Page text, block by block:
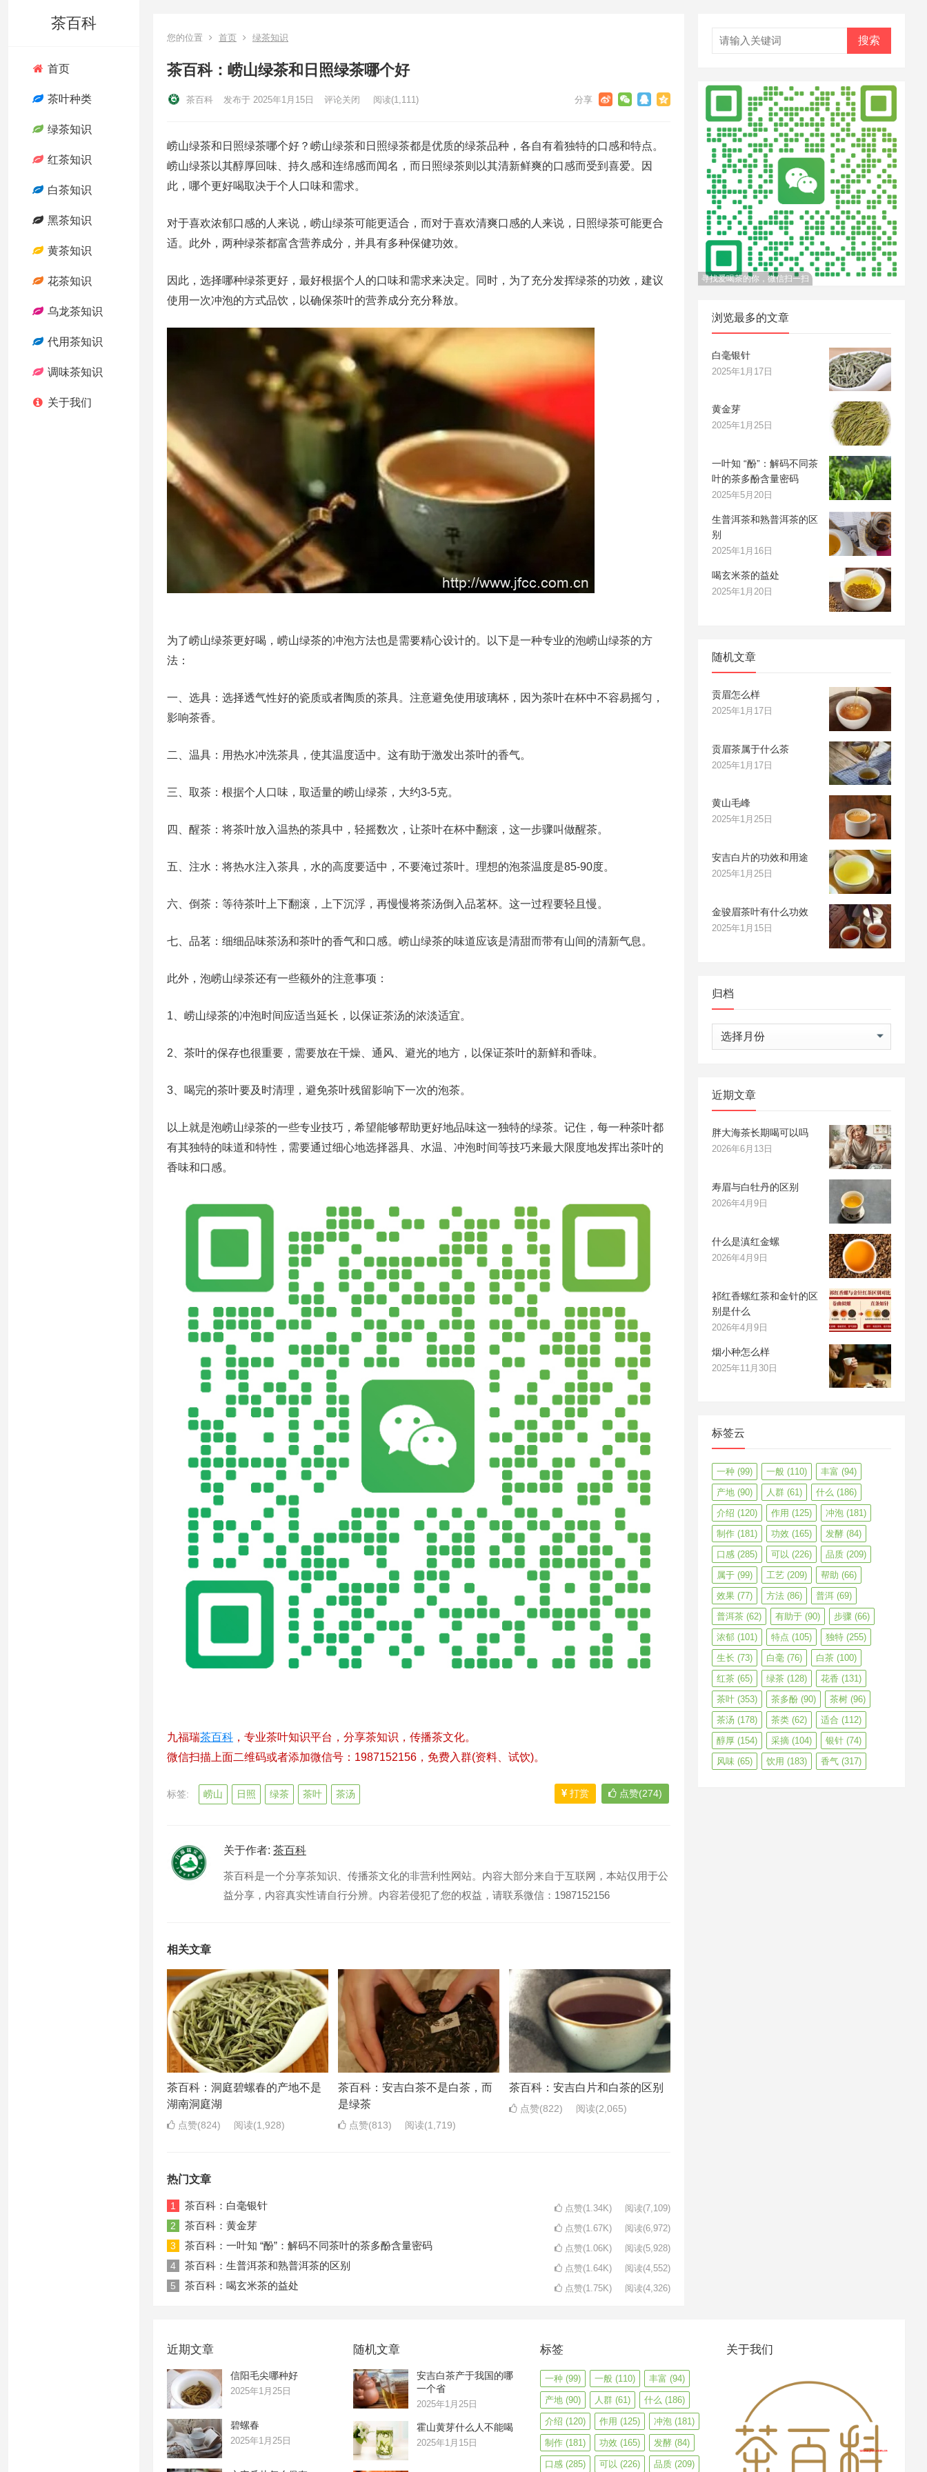
茶百科
首页
茶叶种类
绿茶知识
红茶知识
白茶知识
黑茶知识
黄茶知识
花茶知识
乌龙茶知识
代用茶知识
调味茶知识
关于我们
您的位置 首页 绿茶知识
茶百科：崂山绿茶和日照绿茶哪个好
茶百科 发布于 2025年1月15日 评论关闭 阅读(1,111)
崂山绿茶和日照绿茶哪个好？崂山绿茶和日照绿茶都是优质的绿茶品种，各自有着独特的口感和特点。
崂山绿茶以其醇厚回味、持久感和连绵感而闻名，而日照绿茶则以其清新鲜爽的口感而受到喜爱。因
此，哪个更好喝取决于个人口味和需求。
对于喜欢浓郁口感的人来说，崂山绿茶可能更适合，而对于喜欢清爽口感的人来说，日照绿茶可能更合
适。此外，两种绿茶都富含营养成分，并具有多种保健功效。
因此，选择哪种绿茶更好，最好根据个人的口味和需求来决定。同时，为了充分发挥绿茶的功效，建议
使用一次冲泡的方式品饮，以确保茶叶的营养成分充分释放。
为了崂山绿茶更好喝，崂山绿茶的冲泡方法也是需要精心设计的。以下是一种专业的泡崂山绿茶的方
法：
一、选具：选择透气性好的瓷质或者陶质的茶具。注意避免使用玻璃杯，因为茶叶在杯中不容易摇匀，
影响茶香。
二、温具：用热水冲洗茶具，使其温度适中。这有助于激发出茶叶的香气。
三、取茶：根据个人口味，取适量的崂山绿茶，大约3-5克。
四、醒茶：将茶叶放入温热的茶具中，轻摇数次，让茶叶在杯中翻滚，这一步骤叫做醒茶。
五、注水：将热水注入茶具，水的高度要适中，不要淹过茶叶。理想的泡茶温度是85-90度。
六、倒茶：等待茶叶上下翻滚，上下沉浮，再慢慢将茶汤倒入品茗杯。这一过程要轻且慢。
七、品茗：细细品味茶汤和茶叶的香气和口感。崂山绿茶的味道应该是清甜而带有山间的清新气息。
此外，泡崂山绿茶还有一些额外的注意事项：
1、崂山绿茶的冲泡时间应适当延长，以保证茶汤的浓淡适宜。
2、茶叶的保存也很重要，需要放在干燥、通风、避光的地方，以保证茶叶的新鲜和香味。
3、喝完的茶叶要及时清理，避免茶叶残留影响下一次的泡茶。
以上就是泡崂山绿茶的一些专业技巧，希望能够帮助更好地品味这一独特的绿茶。记住，每一种茶叶都
有其独特的味道和特性，需要通过细心地选择器具、水温、冲泡时间等技巧来最大限度地发挥出茶叶的
香味和口感。
九福瑞茶百科 ，专业茶叶知识平台，分享茶知识，传播茶文化。
微信扫描上面二维码或者添加微信号：1987152156，免费入群(资料、试饮)。
标签: 崂山 日照 绿茶 茶叶 茶汤 打赏 点赞(274)
关于作者: 茶百科
茶百科是一个分享茶知识、传播茶文化的非营利性网站。内容大部分来自于互联网，本站仅用于公
益分享，内容真实性请自行分辨。内容若侵犯了您的权益，请联系微信：1987152156
相关文章
茶百科：洞庭碧螺春的产地不是
湖南洞庭湖
点赞(824) 阅读(1,928)
茶百科：安吉白茶不是白茶，而
是绿茶
点赞(813) 阅读(1,719)
茶百科：安吉白片和白茶的区别
点赞(822) 阅读(2,065)
热门文章
1 茶百科：白毫银针 点赞(1.34K) 阅读(7,109)
2 茶百科：黄金芽 点赞(1.67K) 阅读(6,972)
3 茶百科：一叶知 “酚”：解码不同茶叶的茶多酚含量密码 点赞(1.06K) 阅读(5,928)
4 茶百科：生普洱茶和熟普洱茶的区别 点赞(1.64K) 阅读(4,552)
5 茶百科：喝玄米茶的益处 点赞(1.75K) 阅读(4,326)
搜索
寻找爱喝茶的你，微信扫一扫
浏览最多的文章
白毫银针
2025年1月17日
黄金芽
2025年1月25日
一叶知 “酚”：解码不同茶
叶的茶多酚含量密码
2025年5月20日
生普洱茶和熟普洱茶的区
别
2025年1月16日
喝玄米茶的益处
2025年1月20日
随机文章
贡眉怎么样
2025年1月17日
贡眉茶属于什么茶
2025年1月17日
黄山毛峰
2025年1月25日
安吉白片的功效和用途
2025年1月25日
金骏眉茶叶有什么功效
2025年1月15日
归档
归
档
近期文章
胖大海茶长期喝可以吗
2026年6月13日
寿眉与白牡丹的区别
2026年4月9日
什么是滇红金螺
2026年4月9日
祁红香螺红茶和金针的区
别是什么
2026年4月9日
烟小种怎么样
2025年11月30日
标签云
一种 (99) 一般 (110) 丰富 (94)
产地 (90) 人群 (61) 什么 (186)
介绍 (120) 作用 (125) 冲泡 (181)
制作 (181) 功效 (165) 发酵 (84)
口感 (285) 可以 (226) 品质 (209)
属于 (99) 工艺 (209) 帮助 (66)
效果 (77) 方法 (86) 普洱 (69)
普洱茶 (62) 有助于 (90) 步骤 (66)
浓郁 (101) 特点 (105) 独特 (255)
生长 (73) 白毫 (76) 白茶 (100)
红茶 (65) 绿茶 (128) 花香 (131)
茶叶 (353) 茶多酚 (90) 茶树 (96)
茶汤 (178) 茶类 (62) 适合 (112)
醇厚 (154) 采摘 (104) 银针 (74)
风味 (65) 饮用 (183) 香气 (317)
近期文章
信阳毛尖哪种好
2025年1月25日
碧螺春
2025年1月25日
随机文章
安吉白茶产于我国的哪
一个省
2025年1月25日
霍山黄芽什么人不能喝
2025年1月15日
标签
一种(99) 一般 (110) 丰富 (94)
产地(90) 人群(61) 什么 (186)
介绍 (120) 作用 (125) 冲泡(181)
制作(181) 功效 (165) 发酵(84)
口感(285) 可以 (226) 品质(209)
关于我们